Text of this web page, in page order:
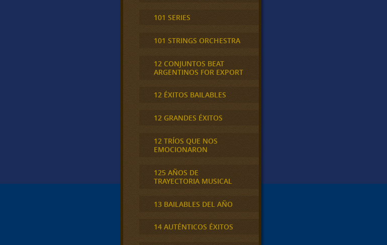
101 SERIES
101 STRINGS ORCHESTRA
12 CONJUNTOS BEAT
ARGENTINOS FOR EXPORT
12 ÉXITOS BAILABLES
12 GRANDES ÉXITOS
12 TRÍOS QUE NOS
EMOCIONARON
125 AÑOS DE
TRAYECTORIA MUSICAL
13 BAILABLES DEL AÑO
14 AUTÉNTICOS ÉXITOS